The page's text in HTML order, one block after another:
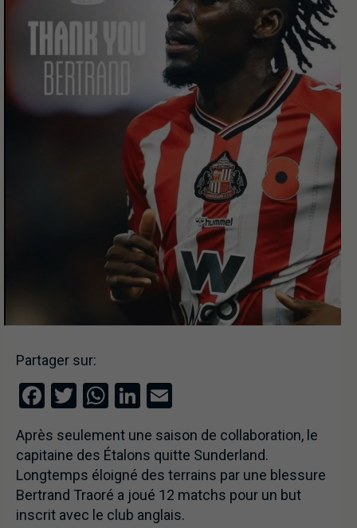
Partager sur:
Facebook
Twitter
WhatsApp
LinkedIn
Après seulement une saison de collaboration, le
capitaine des Étalons quitte Sunderland.
Longtemps éloigné des terrains par une blessure
Bertrand Traoré a joué 12 matchs pour un but
inscrit avec le club anglais.